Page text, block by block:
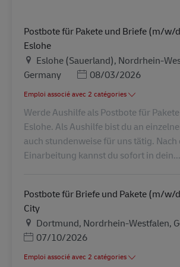
Postbote für Pakete und Briefe (m/w/
Eslohe
LieuEslohe (Sauerland), Nordrhein-
Germany
Posted Date
08/03/2026
Emploi associé avec 2 catégories
Werde Aushilfe als Postbote für
Eslohe. Als Aushilfe bist du an
auch stundenweise für uns tätig.
Einarbeitung kannst du sofort in dein...
Postbote für Briefe und Pakete (m/
City
LieuDortmund, Nordrhein-Westfalen,
Posted Date
07/10/2026
Emploi associé avec 2 catégories